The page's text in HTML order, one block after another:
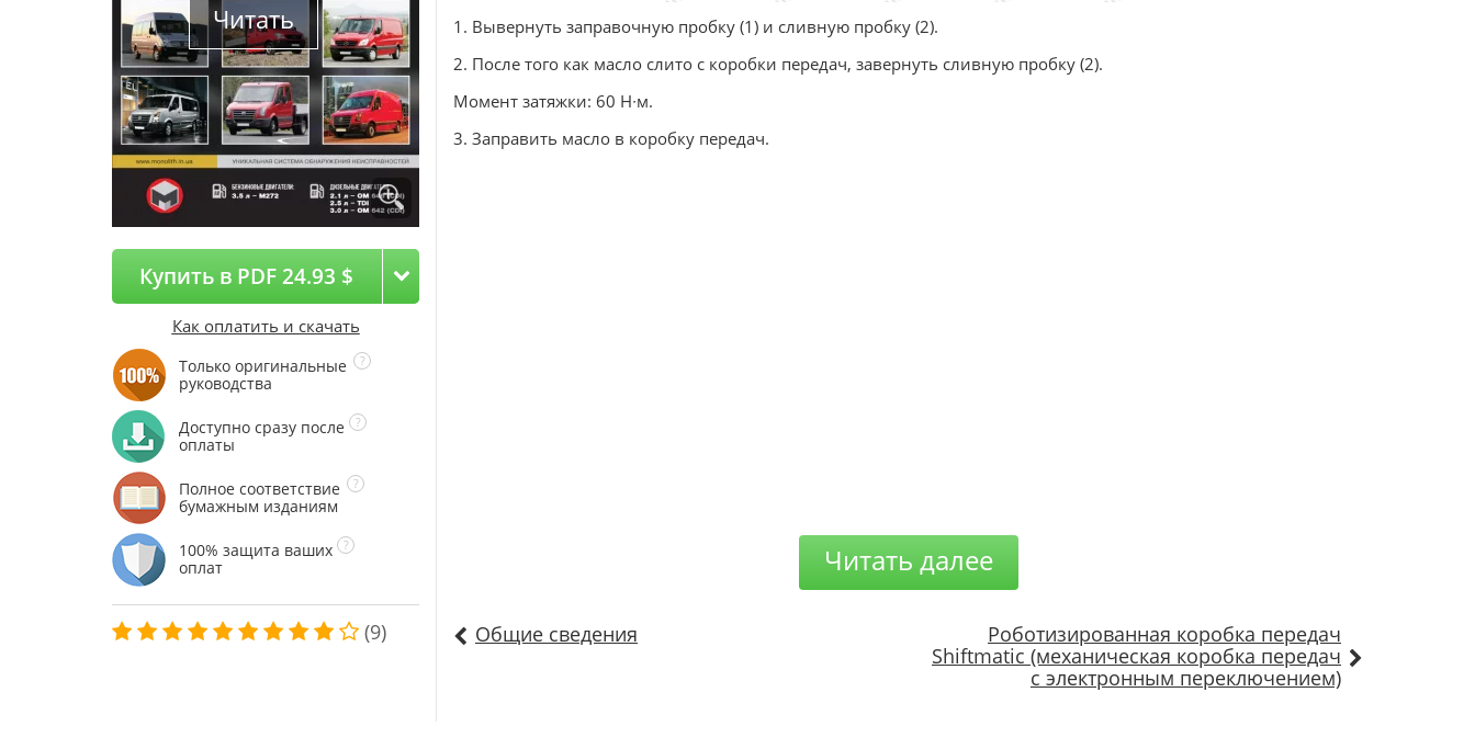
Читать
Купить в PDF 24.93 $
Как оплатить и скачать
Только оригинальные
руководства
Доступно сразу после
оплаты
Полное соответствие
бумажным изданиям
100% защита ваших
оплат
(9)
1. Вывернуть заправочную пробку (1) и сливную пробку (2).
2. После того как масло слито с коробки передач, завернуть сливную пробку (2).
Момент затяжки: 60 Н∙м.
3. Заправить масло в коробку передач.
Читать далее
Общие сведения
Роботизированная коробка передач
Shiftmatic (механическая коробка передач
с электронным переключением)